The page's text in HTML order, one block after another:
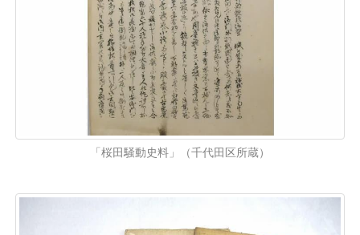
「桜田騒動史料」（千代田区所蔵）